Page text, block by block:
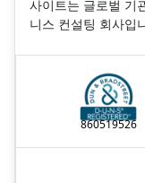
사이트는 글로벌 기
니스 컨설팅 회사입
860519526